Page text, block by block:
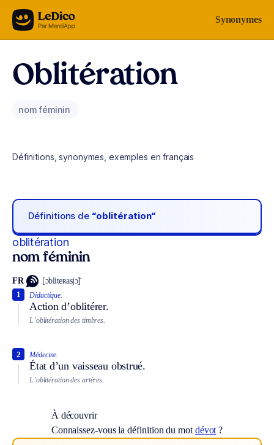
Aller au contenu Synonymes
Oblitération
nom féminin
Définitions, synonymes, exemples en français
Définitions de “oblitération“
oblitération
nom féminin
FR [ɔbliteʀasjɔ̃]
Didactique.
Action d’oblitérer.
1
L’oblitération des timbres.
Médecine.
État d’un vaisseau obstrué.
2
L’oblitération des artères.
À découvrir
Connaissez-vous la définition du mot dévot ?